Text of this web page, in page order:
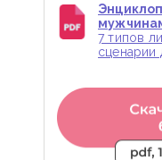
7 типов
сценарии